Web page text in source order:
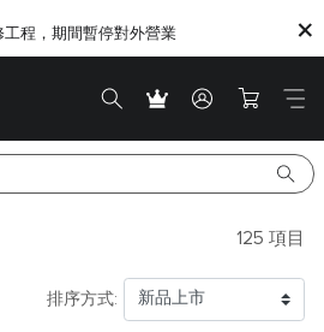
程，期間暫停對外營業
125 項目
排序方式: